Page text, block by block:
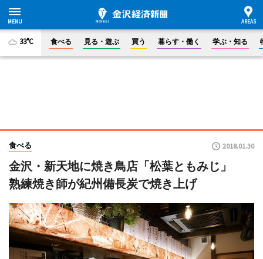
33°C 食べる 見る・遊ぶ 買う 暮らす・働く 学ぶ・知る
食べる 2018.01.30
金沢・新天地に焼き鳥店「松葉ともみじ」
熟練焼き師が紀州備長炭で焼き上げ